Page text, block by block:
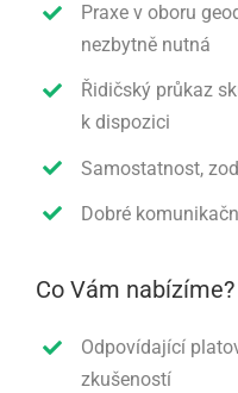
Praxe v oboru
nezbytně nutná
Řidičský průkaz
k dispozici
Samostatnost,
Dobré
Co Vám nabízíme?
Odpovídající
zkušeností